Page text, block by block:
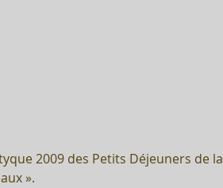
2009 des Petits Déjeuners de la
».